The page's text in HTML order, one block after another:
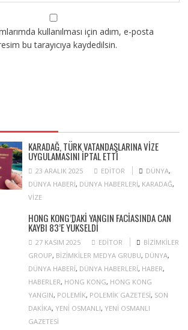
kullanılması için adım, e-posta
bu tarayıcıya kaydedilsin.
KARADAĞ, TÜRK VATANDAŞLARINA VIZE
UYGULAMASINI IPTAL ETTI
23 ARALIK 2025 EDITOR DÜNYA,
DÜNYA HABERI, DÜNYA HABERLERI, KARADAĞ,
VIZE
HONG KONG’DAKI YANGIN FACIASINDA CAN
KAYBI 83’E YÜKSELDI
27 KASIM 2025 EDITOR
BIZIMKILER
GROUP, BIZIMKILER MEDYA GRUBU, DÜNYA,
DÜNYA HABERI, DÜNYA HABERLERI, HABER,
HABERLER, HONG KONG, HONG KONG
YANGIN, POLEMIK, POLEMIK GAZETESI, SON
DAKIKA, YENI OSMANLI, YENI OSMANLI
GAZETESI